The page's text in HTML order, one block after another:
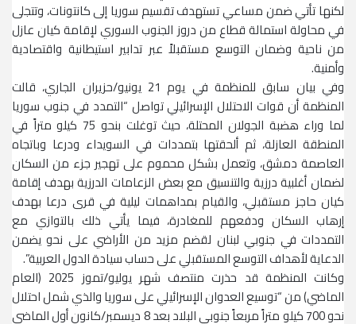
لكنها تأتي ضمن مساعي تستهدف تقسيم سوريا إلى كانتونات، وتتجلى
في محاولة استمالة قطاع من دروز الجنوب السوري لإقامة كيان عازل
من ناحية وضمان التوسع مستقبلاً عبر تدابير استيطانية واقتصادية
وأمنية.
وفي بيان سابق للمنظمة في يوم 21 يونيو/حزيران الجاري، قالت
المنظمة أن قوات الاحتلال الإسرائيلي تواصل “التمدد في جنوب سوريا
لما وراء هضبة الجولان المحتلة، حيث توغلت بنحو 75 كيلو متراً في
المنطقة العازلة، ثم ألحقتها بتمددات في السويداء ودرعا وباتجاه
العاصمة دمشق، وتعمل بشكل محموم على تهجير جزء من السكان
لضمان أغلبية درزية والتنسيق مع بعض الزعامات الدرزية بهدف إقامة
كيان حاجز مستقبلي، والقيام بمداهمات ليلية في قرى درعا بهدف
إرهاب السكان ودفعهم للمغادرة، فيما يأتي ذلك بالتوازي مع
التمددات في جنوبي لبنان لقضم مزيد من الأراضي على نحو يضمن
الدعاية لأهداف التوسع المستقبلي على حساب سيادة الدول العربية”.
وكانت المنظمة قد حذرت منتصف شهر يوليو/تموز 2025 (العام
الماضي) من “توسيع العدوان الإسرائيلي على سوريا والذي شمل احتلال
نحو 700 كيلو متراً مربعاً جنوبي البلاد بعد 8 ديسمبر/كانون أول الماضي